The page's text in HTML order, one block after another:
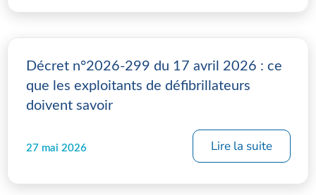
Décret n°2026-299 du 17 avril 2026 : ce
que les exploitants de défibrillateurs
doivent savoir
27 mai 2026 Lire la suite